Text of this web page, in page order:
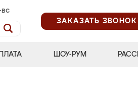
вс
ЗАКАЗАТЬ ЗВОНОК
ШОУ-РУМ